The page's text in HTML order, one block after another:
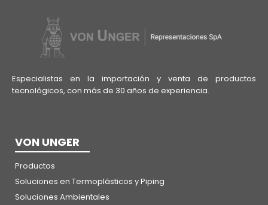
Especialistas en la importación y venta de productos
tecnológicos, con más de 30 años de experiencia.
VON UNGER
Productos
Soluciones en Termoplásticos y Piping
Soluciones Ambientales